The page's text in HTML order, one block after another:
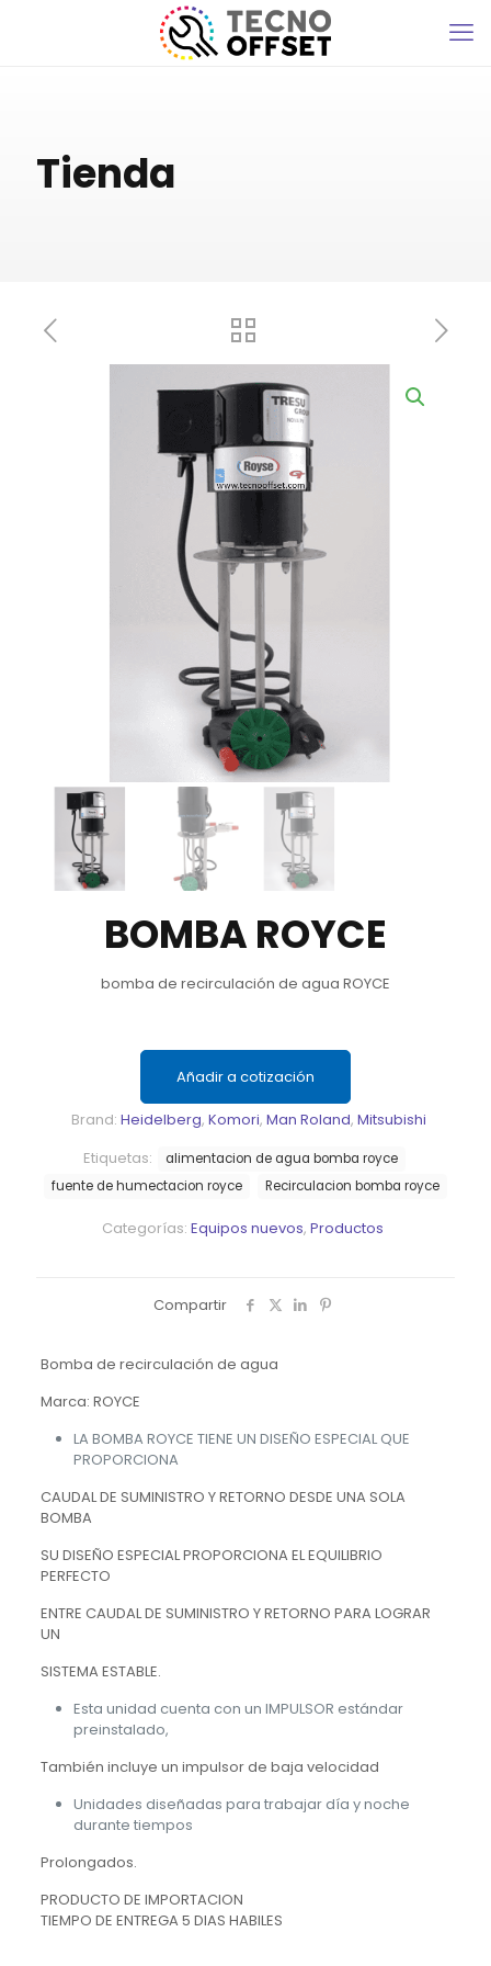
Tienda
BOMBA ROYCE
bomba de recirculación de agua ROYCE
Añadir a cotización
Categorías: Equipos nuevos, Productos
Etiquetas:
alimentacion de agua bomba royce
fuente de humectacion royce
Recirculacion bomba royce
Brand: Heidelberg, Komori, Man Roland, Mitsubishi
Compartir
Bomba de recirculación de agua
Marca: ROYCE
LA BOMBA ROYCE TIENE UN DISEÑO ESPECIAL QUE
PROPORCIONA
CAUDAL DE SUMINISTRO Y RETORNO DESDE UNA SOLA
BOMBA
SU DISEÑO ESPECIAL PROPORCIONA EL EQUILIBRIO
PERFECTO
ENTRE CAUDAL DE SUMINISTRO Y RETORNO PARA LOGRAR
UN
SISTEMA ESTABLE.
Esta unidad cuenta con un IMPULSOR estándar
preinstalado,
También incluye un impulsor de baja velocidad
Unidades diseñadas para trabajar día y noche
durante tiempos
Prolongados.
PRODUCTO DE IMPORTACION
TIEMPO DE ENTREGA 5 DIAS HABILES